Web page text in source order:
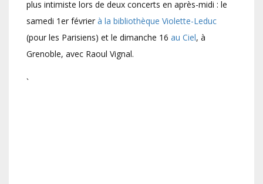
plus intimiste lors de deux concerts en après-midi : le
samedi 1er février à la bibliothèque Violette-Leduc
(pour les Parisiens) et le dimanche 16 au Ciel, à
Grenoble, avec Raoul Vignal.
`